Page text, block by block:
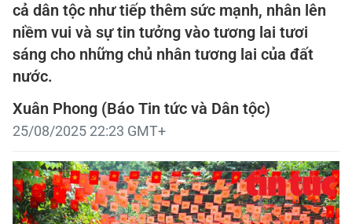
cả dân tộc như tiếp thêm sức mạnh, nhân lên
niềm vui và sự tin tưởng vào tương lai tươi
sáng cho những chủ nhân tương lai của đất
nước.
Xuân Phong (Báo Tin tức và Dân tộc)
25/08/2025 22:23 GMT+